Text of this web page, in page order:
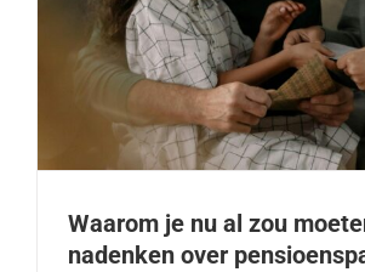
Waarom je nu al zou
nadenken over